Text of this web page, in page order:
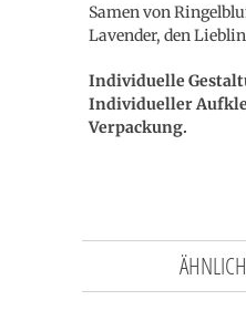
Samen von
Lavender, den
Individuelle
Individueller
Verpackung.